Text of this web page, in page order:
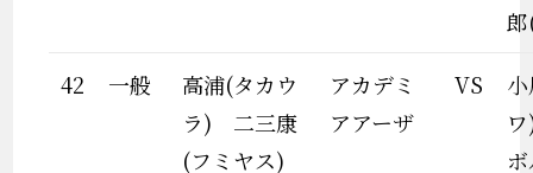
42 一般
高浦(タカウ
ラ) 二三康
(フミヤス)
アカデミ
アアーザ
VS